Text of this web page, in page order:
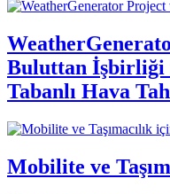
Buluttan İşbirliği
Tabanlı Hava
Mobilite ve